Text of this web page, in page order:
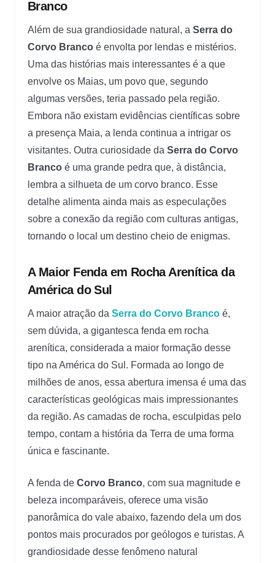
Branco
Além de sua grandiosidade natural, a Serra do
Corvo Branco é envolta por lendas e mistérios.
Uma das histórias mais interessantes é a que
envolve os Maias, um povo que, segundo
algumas versões, teria passado pela região.
Embora não existam evidências científicas sobre
a presença Maia, a lenda continua a intrigar os
visitantes. Outra curiosidade da Serra do Corvo
Branco é uma grande pedra que, à distância,
lembra a silhueta de um corvo branco. Esse
detalhe alimenta ainda mais as especulações
sobre a conexão da região com culturas antigas,
tornando o local um destino cheio de enigmas.
A Maior Fenda em Rocha Arenítica da
América do Sul
A maior atração da Serra do Corvo Branco é,
sem dúvida, a gigantesca fenda em rocha
arenítica, considerada a maior formação desse
tipo na América do Sul. Formada ao longo de
milhões de anos, essa abertura imensa é uma das
características geológicas mais impressionantes
da região. As camadas de rocha, esculpidas pelo
tempo, contam a história da Terra de uma forma
única e fascinante.
A fenda de Corvo Branco, com sua magnitude e
beleza incomparáveis, oferece uma visão
panorâmica do vale abaixo, fazendo dela um dos
pontos mais procurados por geólogos e turistas. A
grandiosidade desse fenômeno natural